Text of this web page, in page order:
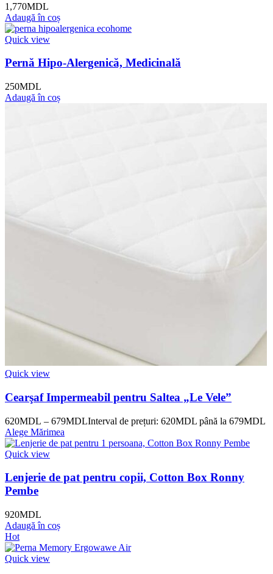
1,770MDL
Adaugă în coș
Quick view
Pernă Hipo-Alergenică, Medicinală
250MDL
Adaugă în coș
Quick view
Cearşaf Impermeabil pentru Saltea „Le Vele”
620MDL – 679MDLInterval de prețuri: 620MDL până la 679MDL
Alege Mărimea
Quick view
Lenjerie de pat pentru copii, Cotton Box Ronny
Pembe
920MDL
Adaugă în coș
Hot
Quick view